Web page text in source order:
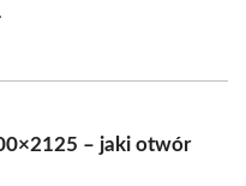
– jaki otwór